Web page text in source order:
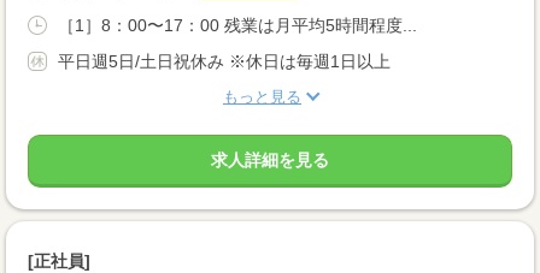
［1］8：00〜17：00 残業は月平均5時間程度...
平日週5日/土日祝休み ※休日は毎週1日以上
もっと見る
求人詳細を見る
[正社員]